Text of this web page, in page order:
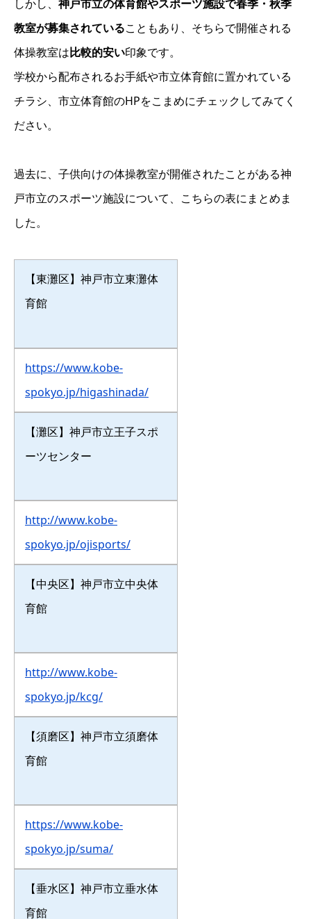
しかし、神戸市立の体育館やスポーツ施設で春季・秋季
教室が募集されていることもあり、そちらで開催される
体操教室は比較的安い印象です。
学校から配布されるお手紙や市立体育館に置かれている
チラシ、市立体育館のHPをこまめにチェックしてみてく
ださい。
過去に、子供向けの体操教室が開催されたことがある神
戸市立のスポーツ施設について、こちらの表にまとめま
した。
【東灘区】神戸市立東灘体
育館
https://www.kobe-
spokyo.jp/higashinada/
【灘区】神戸市立王子スポ
ーツセンター
http://www.kobe-
spokyo.jp/ojisports/
【中央区】神戸市立中央体
育館
http://www.kobe-
spokyo.jp/kcg/
【須磨区】神戸市立須磨体
育館
https://www.kobe-
spokyo.jp/suma/
【垂水区】神戸市立垂水体
育館